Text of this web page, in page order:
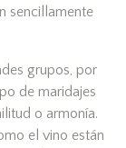
sencillamente
grupos, por
de maridajes
o armonía.
el vino están